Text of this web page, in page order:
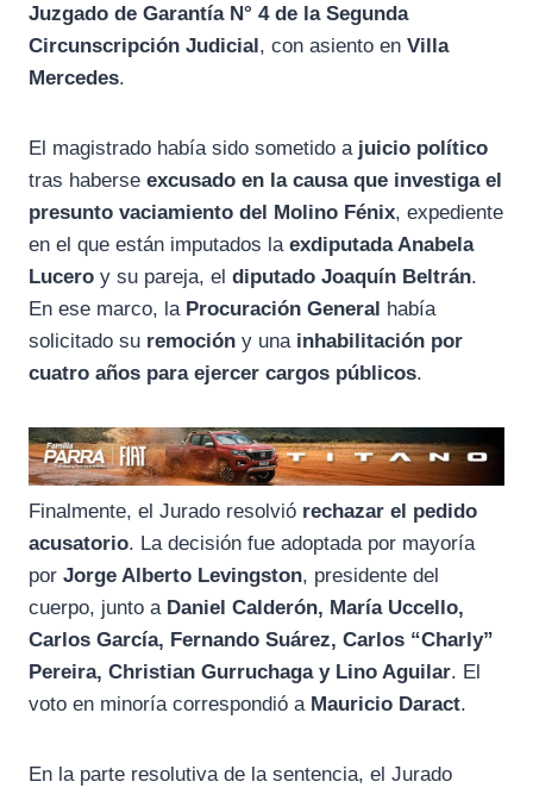
k
a
Juzgado de Garantía N° 4 de la Segunda
Circunscripción Judicial, con asiento en Villa
Mercedes.
El magistrado había sido sometido a juicio político
tras haberse excusado en la causa que investiga el
presunto vaciamiento del Molino Fénix, expediente
en el que están imputados la exdiputada Anabela
Lucero y su pareja, el diputado Joaquín Beltrán.
En ese marco, la Procuración General había
solicitado su remoción y una inhabilitación por
cuatro años para ejercer cargos públicos.
Finalmente, el Jurado resolvió rechazar el pedido
acusatorio. La decisión fue adoptada por mayoría
por Jorge Alberto Levingston, presidente del
cuerpo, junto a Daniel Calderón, María Uccello,
Carlos García, Fernando Suárez, Carlos “Charly”
Pereira, Christian Gurruchaga y Lino Aguilar. El
voto en minoría correspondió a Mauricio Daract.
En la parte resolutiva de la sentencia, el Jurado